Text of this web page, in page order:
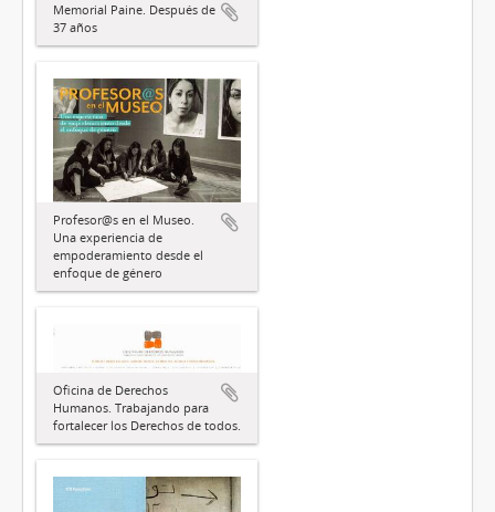
Memorial Paine. Después de
37 años
Profesor@s en el Museo.
Una experiencia de
empoderamiento desde el
enfoque de género
Oficina de Derechos
Humanos. Trabajando para
fortalecer los Derechos de todos.